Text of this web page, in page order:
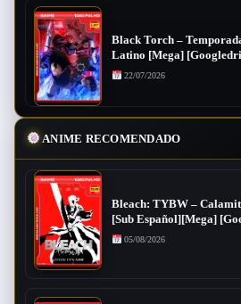
Black Torch –
Latino [Mega]
22/07/2026
ANIME RECOMENDADO
Bleach: TYBW –
[Sub Español][Mega]
05/08/2026